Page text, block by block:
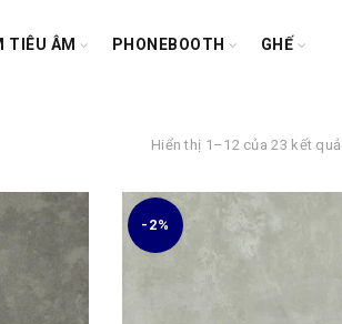
TIÊU ÂM PHONEBOOTH GHẾ
Hiển thị 1–12 của 23 kết quả
-2%